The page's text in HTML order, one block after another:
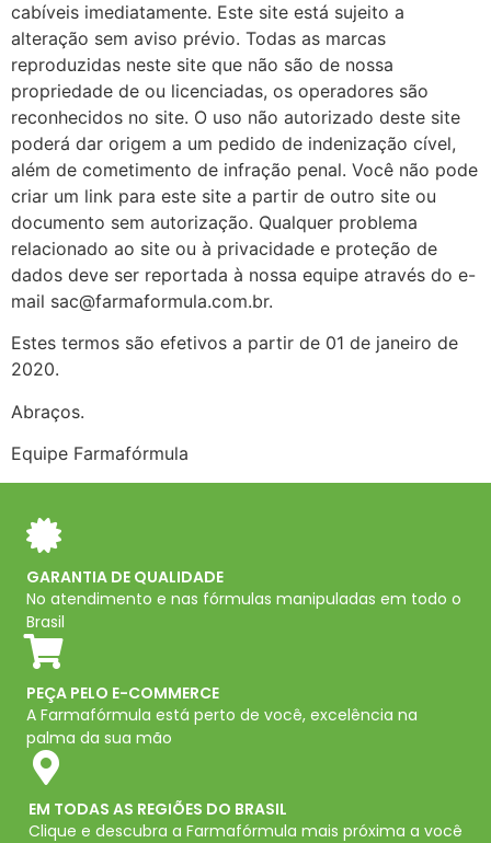
cabíveis imediatamente. Este site está sujeito a
alteração sem aviso prévio. Todas as marcas
reproduzidas neste site que não são de nossa
propriedade de ou licenciadas, os operadores são
reconhecidos no site. O uso não autorizado deste site
poderá dar origem a um pedido de indenização cível,
além de cometimento de infração penal. Você não pode
criar um link para este site a partir de outro site ou
documento sem autorização. Qualquer problema
relacionado ao site ou à privacidade e proteção de
dados deve ser reportada à nossa equipe através do e-
mail sac@farmaformula.com.br.
Estes termos são efetivos a partir de 01 de janeiro de
2020.
Abraços.
Equipe Farmafórmula
GARANTIA DE QUALIDADE
No atendimento e nas fórmulas manipuladas em todo o
Brasil
PEÇA PELO E-COMMERCE
A Farmafórmula está perto de você, excelência na
palma da sua mão
EM TODAS AS REGIÕES DO BRASIL
Clique e descubra a Farmafórmula mais próxima a você